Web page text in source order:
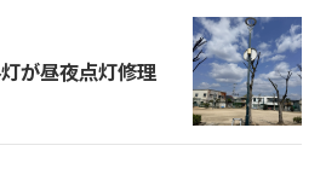
が昼夜点灯修理